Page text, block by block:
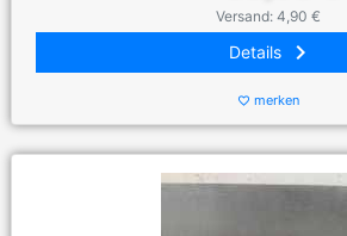
Versand: 4,90 €
Details keyboard_arrow_right
favorite_border merken